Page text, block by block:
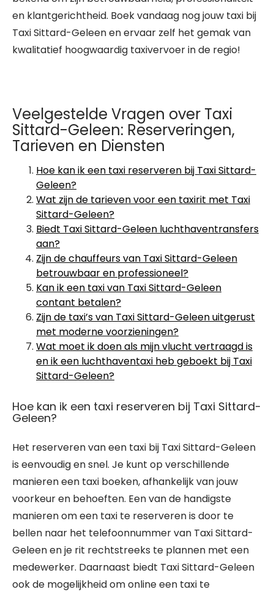
en klantgerichtheid. Boek vandaag nog jouw taxi bij
Taxi Sittard-Geleen en ervaar zelf het gemak van
kwalitatief hoogwaardig taxivervoer in de regio!
Veelgestelde Vragen over Taxi
Sittard-Geleen: Reserveringen,
Tarieven en Diensten
Hoe kan ik een taxi reserveren bij Taxi Sittard-
Geleen?
Wat zijn de tarieven voor een taxirit met Taxi
Sittard-Geleen?
Biedt Taxi Sittard-Geleen luchthaventransfers
aan?
Zijn de chauffeurs van Taxi Sittard-Geleen
betrouwbaar en professioneel?
Kan ik een taxi van Taxi Sittard-Geleen
contant betalen?
Zijn de taxi’s van Taxi Sittard-Geleen uitgerust
met moderne voorzieningen?
Wat moet ik doen als mijn vlucht vertraagd is
en ik een luchthaventaxi heb geboekt bij Taxi
Sittard-Geleen?
Hoe kan ik een taxi reserveren bij Taxi Sittard-
Geleen?
Het reserveren van een taxi bij Taxi Sittard-Geleen
is eenvoudig en snel. Je kunt op verschillende
manieren een taxi boeken, afhankelijk van jouw
voorkeur en behoeften. Een van de handigste
manieren om een taxi te reserveren is door te
bellen naar het telefoonnummer van Taxi Sittard-
Geleen en je rit rechtstreeks te plannen met een
medewerker. Daarnaast biedt Taxi Sittard-Geleen
ook de mogelijkheid om online een taxi te